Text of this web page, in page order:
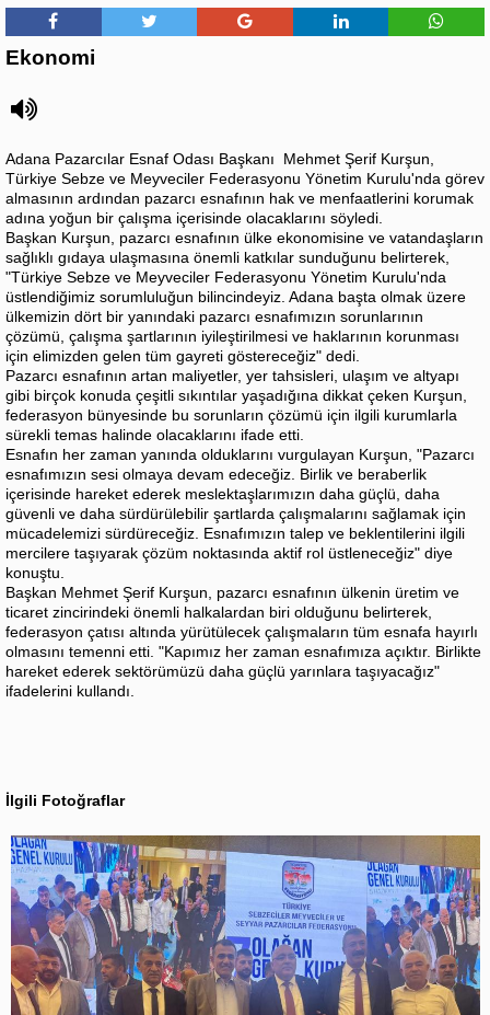
Ekonomi
Adana Pazarcılar Esnaf Odası Başkanı Mehmet Şerif Kurşun,
Türkiye Sebze ve Meyveciler Federasyonu Yönetim Kurulu'nda görev
almasının ardından pazarcı esnafının hak ve menfaatlerini korumak
adına yoğun bir çalışma içerisinde olacaklarını söyledi.
Başkan Kurşun, pazarcı esnafının ülke ekonomisine ve vatandaşların
sağlıklı gıdaya ulaşmasına önemli katkılar sunduğunu belirterek,
"Türkiye Sebze ve Meyveciler Federasyonu Yönetim Kurulu'nda
üstlendiğimiz sorumluluğun bilincindeyiz. Adana başta olmak üzere
ülkemizin dört bir yanındaki pazarcı esnafımızın sorunlarının
çözümü, çalışma şartlarının iyileştirilmesi ve haklarının korunması
için elimizden gelen tüm gayreti göstereceğiz" dedi.
Pazarcı esnafının artan maliyetler, yer tahsisleri, ulaşım ve altyapı
gibi birçok konuda çeşitli sıkıntılar yaşadığına dikkat çeken Kurşun,
federasyon bünyesinde bu sorunların çözümü için ilgili kurumlarla
sürekli temas halinde olacaklarını ifade etti.
Esnafın her zaman yanında olduklarını vurgulayan Kurşun, "Pazarcı
esnafımızın sesi olmaya devam edeceğiz. Birlik ve beraberlik
içerisinde hareket ederek meslektaşlarımızın daha güçlü, daha
güvenli ve daha sürdürülebilir şartlarda çalışmalarını sağlamak için
mücadelemizi sürdüreceğiz. Esnafımızın talep ve beklentilerini ilgili
mercilere taşıyarak çözüm noktasında aktif rol üstleneceğiz" diye
konuştu.
Başkan Mehmet Şerif Kurşun, pazarcı esnafının ülkenin üretim ve
ticaret zincirindeki önemli halkalardan biri olduğunu belirterek,
federasyon çatısı altında yürütülecek çalışmaların tüm esnafa hayırlı
olmasını temenni etti. "Kapımız her zaman esnafımıza açıktır. Birlikte
hareket ederek sektörümüzü daha güçlü yarınlara taşıyacağız"
ifadelerini kullandı.
İlgili Fotoğraflar